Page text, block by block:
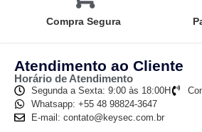
Compra Segura
Atendimento ao Cliente
Horário de Atendimento
Segunda a Sexta: 9:00 às 18:00H
Whatsapp: +55 48 98824-3647
E-mail: contato@keysec.com.br